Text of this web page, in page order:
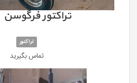
تراکتور فرگوسن 485
تراکتور
تماس بگیرید